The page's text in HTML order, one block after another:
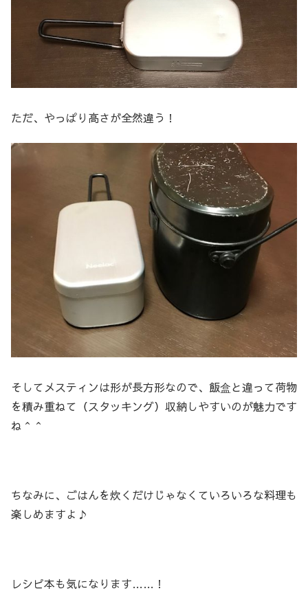
ただ、やっぱり高さが全然違う！
そしてメスティンは形が長方形なので、飯盒と違って荷物
を積み重ねて（スタッキング）収納しやすいのが魅力です
ね＾＾
ちなみに、ごはんを炊くだけじゃなくていろいろな料理も
楽しめますよ♪
レシピ本も気になります……！